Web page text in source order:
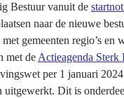
Bestuur vanuit de
naar de nieuwe
gemeenten regio’s
met de Actieagenda Sterk
per 1 januari
Dit is